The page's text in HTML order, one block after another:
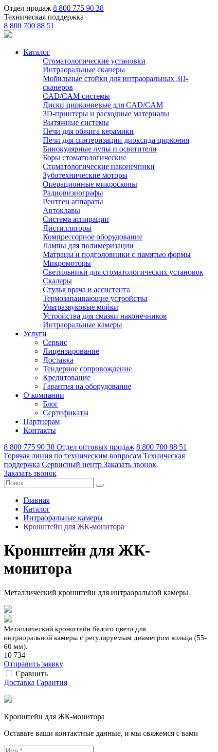
Отдел продаж 8 800 775 90 38
Техническая поддержка
8 800 700 88 51
Каталог
Стоматологические установки
Интраоральные сканеры
Мобильные стойки для интраоральных 3D-
сканеров
CAD/CAM системы
Диски циркониевые для CAD/CAM
3D-принтеры и расходные материалы
Вытяжные системы
Печи для обжига керамики
Печи для синтеризации диоксида циркония
Бинокулярные лупы и осветители
Боры стоматологические
Стоматологические наконечники
Зуботехнические моторы
Операционные микроскопы
Радиовизиографы
Рентген аппараты
Автоклавы
Система аспирации
Дистилляторы
Компрессорное оборудование
Лампы для полимеризации
Матрацы и подголовники с памятью формы
Микромоторы
Светильники для стоматологических установок
Скалеры
Стулья врача и ассистента
Термозапаивающие устройства
Ультразвуковые мойки
Устройства для смазки наконечников
Интраоральные камеры
Услуги
Сервис
Лицензирование
Доставка
Тендерное сопровождение
Кредитование
Гарантия на оборудование
О компании
Блог
Сертификаты
Партнерам
Контакты
8 800 775 90 38 Отдел оптовых продаж 8 800 700 88 51
Горячая линия по техническим вопросам Техническая
поддержка Сервисный центр Заказать звонок
Заказать звонок
Главная
Каталог
Интраоральные камеры
Кронштейн для ЖК-монитора
Кронштейн для ЖК-
монитора
Металлический кронштейн для интраоральной камеры
Металлический кронштейн белого цвета для
интраоральной камеры c регулируемым диаметром кольца (55-
60 мм).
10 734
Отправить заявку
Сравнить
Доставка Гарантия
Кронштейн для ЖК-монитора
Оставьте ваши контактные данные, и мы свяжемся с вами